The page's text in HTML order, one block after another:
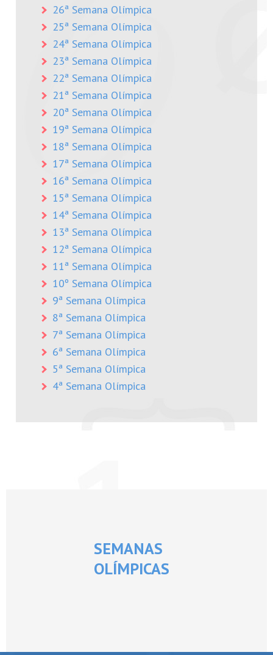
SEMANAS
OLÍMPICAS
26ª Semana Olímpica
25ª Semana Olímpica
24ª Semana Olímpica
23ª Semana Olímpica
22ª Semana Olímpica
21ª Semana Olímpica
20ª Semana Olímpica
19ª Semana Olímpica
18ª Semana Olímpica
17ª Semana Olímpica
16ª Semana Olímpica
15ª Semana Olímpica
14ª Semana Olímpica
13ª Semana Olímpica
12ª Semana Olímpica
11ª Semana Olímpica
10º Semana Olímpica
9ª Semana Olímpica
8ª Semana Olímpica
7ª Semana Olímpica
6ª Semana Olímpica
5ª Semana Olímpica
4ª Semana Olímpica